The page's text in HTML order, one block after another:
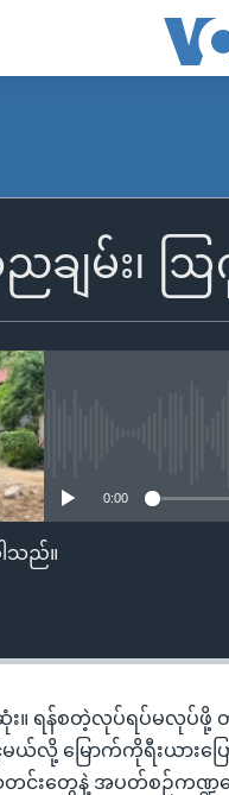
Apple
Spotify
ချမ်း၊ ဩ
0:00
ါသည်။
ေဆုံး။ ရန်စတဲ့လုပ်ရပ်မလု
လို့ မြောက်ကိုရီးယားပြ
တင်းတွေနဲ့ အပတ်စဉ်ကဏ္